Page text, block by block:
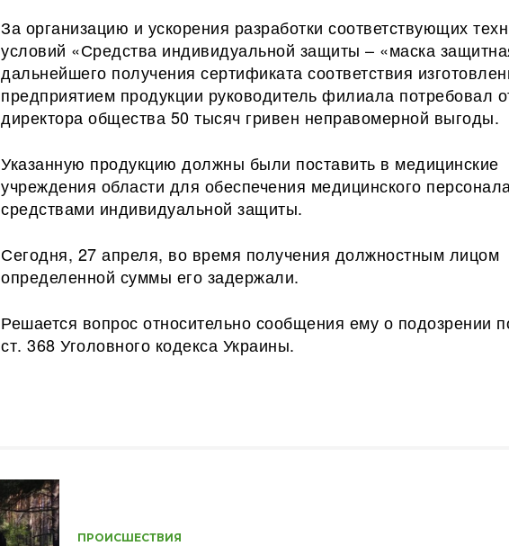
За организацию и ускорения разработки соответствующих
условий «Средства индивидуальной защиты – «маска
дальнейшего получения сертификата соответствия
предприятием продукции руководитель филиала потребовал
директора общества 50 тысяч гривен неправомерной выгоды.
Указанную продукцию должны были поставить в медицинские
учреждения области для обеспечения медицинского
средствами индивидуальной защиты.
Сегодня, 27 апреля, во время получения должностным лицом
определенной суммы его задержали.
Решается вопрос относительно сообщения ему о подозрении
ст. 368 Уголовного кодекса Украины.
ПРОИСШЕСТВИЯ